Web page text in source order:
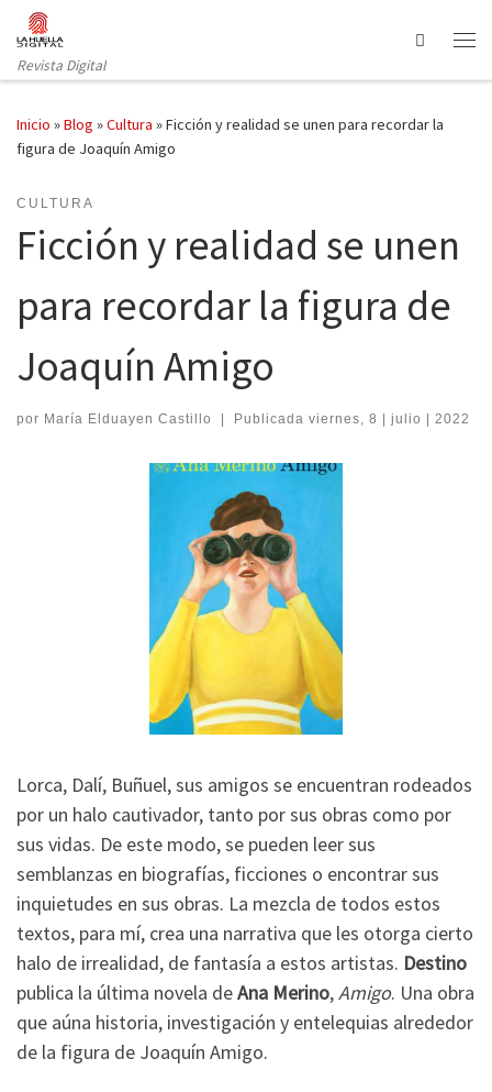
Saltar al contenido
Revista Digital
Search
Inicio »Blog »Cultura »Ficción y realidad se unen para recordar la
figura de Joaquín Amigo
CULTURA
Ficción y realidad se unen
para recordar la figura de
Joaquín Amigo
por María Elduayen Castillo | Publicada viernes, 8 | julio | 2022
Lorca, Dalí, Buñuel, sus amigos se encuentran rodeados
por un halo cautivador, tanto por sus obras como por
sus vidas. De este modo, se pueden leer sus
semblanzas en biografías, ficciones o encontrar sus
inquietudes en sus obras. La mezcla de todos estos
textos, para mí, crea una narrativa que les otorga cierto
halo de irrealidad, de fantasía a estos artistas. Destino
publica la última novela deAna Merino,Amigo. Una obra
que aúna historia, investigación y entelequias alrededor
de la figura de Joaquín Amigo.